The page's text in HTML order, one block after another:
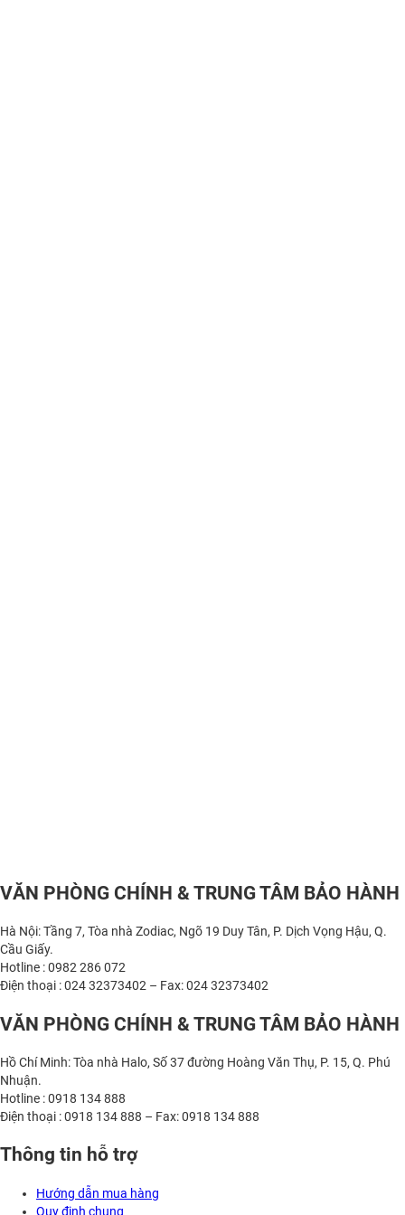
VĂN PHÒNG CHÍNH & TRUNG TÂM BẢO HÀNH
Hà Nội: Tầng 7, Tòa nhà Zodiac, Ngõ 19 Duy Tân, P. Dịch Vọng Hậu, Q.
Cầu Giấy.
Hotline : 0982 286 072
Điện thoại : 024 32373402 – Fax: 024 32373402
VĂN PHÒNG CHÍNH & TRUNG TÂM BẢO HÀNH
Hồ Chí Minh: Tòa nhà Halo, Số 37 đường Hoàng Văn Thụ, P. 15, Q. Phú
Nhuận.
Hotline : 0918 134 888
Điện thoại : 0918 134 888 – Fax: 0918 134 888
Thông tin hỗ trợ
Hướng dẫn mua hàng
Quy định chung